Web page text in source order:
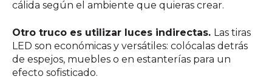
cálida según el ambiente que quieras crear.
Otro truco es utilizar luces indirectas. Las tiras
LED son económicas y versátiles: colócalas detrás
de espejos, muebles o en estanterías para un
efecto sofisticado.